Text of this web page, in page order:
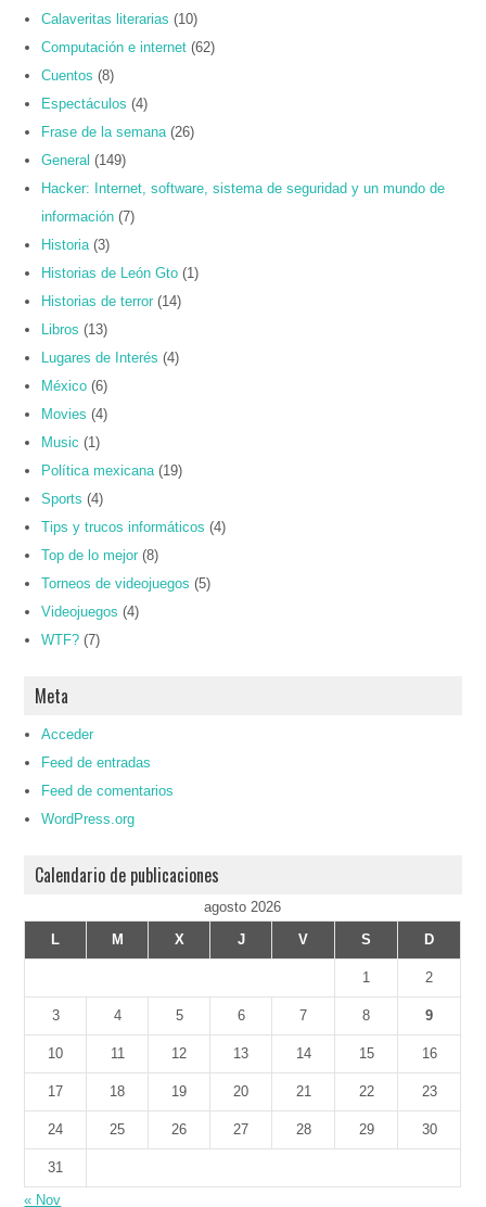
Calaveritas literarias (10)
Computación e internet (62)
Cuentos (8)
Espectáculos (4)
Frase de la semana (26)
General (149)
Hacker: Internet, software, sistema de seguridad y un mundo de
información (7)
Historia (3)
Historias de León Gto (1)
Historias de terror (14)
Libros (13)
Lugares de Interés (4)
México (6)
Movies (4)
Music (1)
Política mexicana (19)
Sports (4)
Tips y trucos informáticos (4)
Top de lo mejor (8)
Torneos de videojuegos (5)
Videojuegos (4)
WTF? (7)
Meta
Acceder
Feed de entradas
Feed de comentarios
WordPress.org
Calendario de publicaciones
agosto 2026
L
M X J V S D
1 2
3 4 5 6 7 8 9
10 11 12 13 14 15 16
17 18 19 20 21 22 23
24 25 26 27 28 29 30
31
« Nov